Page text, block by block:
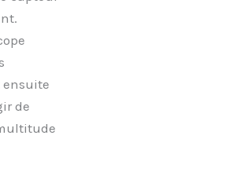
ensuite
de